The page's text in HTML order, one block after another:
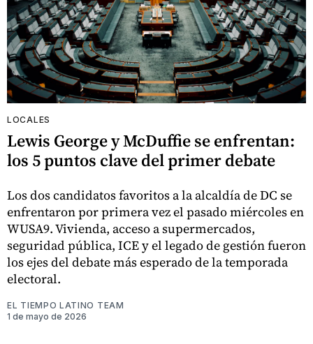
LOCALES
Lewis George y McDuffie se enfrentan:
los 5 puntos clave del primer debate
Los dos candidatos favoritos a la alcaldía de DC se
enfrentaron por primera vez el pasado miércoles en
WUSA9. Vivienda, acceso a supermercados,
seguridad pública, ICE y el legado de gestión fueron
los ejes del debate más esperado de la temporada
electoral.
EL TIEMPO LATINO TEAM
1 de mayo de 2026